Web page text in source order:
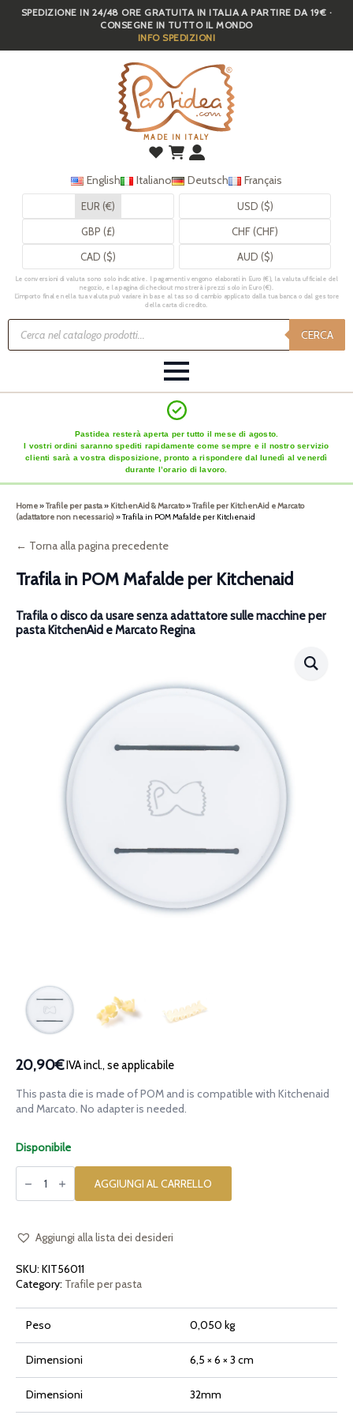
SkipSPEDIZIONE IN 24/48 ORE GRATUITA IN ITALIA A PARTIRE DA 19€ ·
CONSEGNE IN TUTTO IL MONDO
INFO SPEDIZIONI
MADE IN ITALY
English Italiano Deutsch Français
EUR (€)
USD ($)
GBP (£)
CHF (CHF)
CAD ($)
AUD ($)
Le conversioni di valuta sono solo indicative. I pagamenti vengono elaborati in Euro (€), la valuta ufficiale del
negozio, e la pagina di checkout mostrerà i prezzi solo in Euro (€).
L’importo finale nella tua valuta può variare in base al tasso di cambio applicato dalla tua banca o dal gestore
della carta di credito.
Ricerca
prodotti CERCA
Pastidea resterà aperta per tutto il mese di agosto.
I vostri ordini saranno spediti rapidamente come sempre e il nostro servizio
clienti sarà a vostra disposizione, pronto a rispondere dal lunedì al venerdì
durante l’orario di lavoro.
Home»Trafile per pasta» KitchenAid & Marcato»Trafile per KitchenAid e Marcato
(adattatore non necessario)»Trafila in POM Mafalde per Kitchenaid
← Torna alla pagina precedente
Trafila in POM Mafalde per Kitchenaid
Trafila o disco da usare senza adattatore sulle macchine per
pasta KitchenAid e Marcato Regina
20,90€IVA incl., se applicabile
This pasta die is made of POM and is compatible with Kitchenaid
and Marcato. No adapter is needed.
Disponibile
Trafila
Mafalde
quantità
AGGIUNGI AL CARRELLO
Aggiungi alla lista dei desideri
SKU: KIT56011
Category: Trafile per pasta
Peso 0,050 kg
Dimensioni 6,5 × 6 × 3 cm
Dimensioni 32mm